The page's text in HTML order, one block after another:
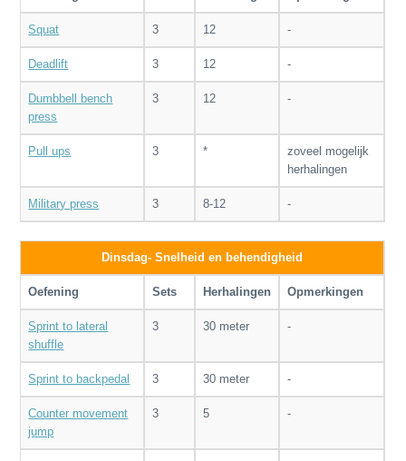
Squat 3 12 -
Deadlift 3 12 -
Dumbbell bench
press
3 12 -
Pull ups 3 *
zoveel mogelijk
herhalingen
Military press 3 8-12 -
Dinsdag- Snelheid en behendigheid
Oefening Sets Herhalingen Opmerkingen
Sprint to lateral
shuffle
3 30 meter -
Sprint to backpedal 3 30 meter -
Counter movement
jump
3 5 -